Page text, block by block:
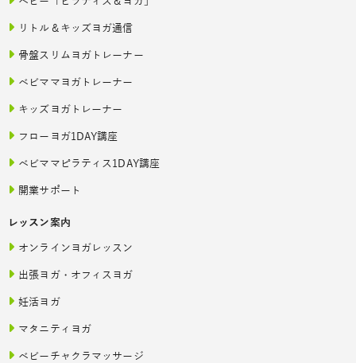
リトル＆キッズヨガ通信
骨盤スリムヨガトレーナー
ベビママヨガトレーナー
キッズヨガトレーナー
フローヨガ1DAY講座
ベビママピラティス1DAY講座
開業サポート
レッスン案内
オンラインヨガレッスン
出張ヨガ・オフィスヨガ
妊活ヨガ
マタニティヨガ
ベビーチャクラマッサージ